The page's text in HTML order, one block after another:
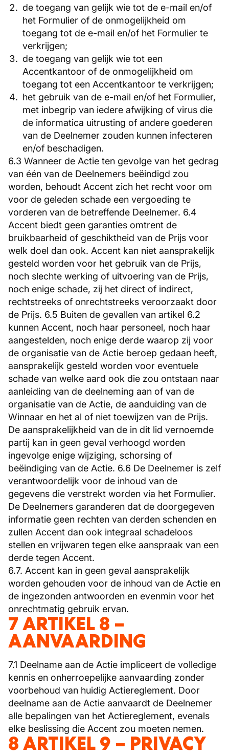
de toegang van gelijk wie tot de e-mail en/of
het Formulier of de onmogelijkheid om
toegang tot de e-mail en/of het Formulier te
verkrijgen;
de toegang van gelijk wie tot een
Accentkantoor of de onmogelijkheid om
toegang tot een Accentkantoor te verkrijgen;
het gebruik van de e-mail en/of het Formulier,
met inbegrip van iedere afwijking of virus die
de informatica uitrusting of andere goederen
van de Deelnemer zouden kunnen infecteren
en/of beschadigen.
6.3 Wanneer de Actie ten gevolge van het gedrag
van één van de Deelnemers beëindigd zou
worden, behoudt Accent zich het recht voor om
voor de geleden schade een vergoeding te
vorderen van de betreffende Deelnemer. 6.4
Accent biedt geen garanties omtrent de
bruikbaarheid of geschiktheid van de Prijs voor
welk doel dan ook. Accent kan niet aansprakelijk
gesteld worden voor het gebruik van de Prijs,
noch slechte werking of uitvoering van de Prijs,
noch enige schade, zij het direct of indirect,
rechtstreeks of onrechtstreeks veroorzaakt door
de Prijs. 6.5 Buiten de gevallen van artikel 6.2
kunnen Accent, noch haar personeel, noch haar
aangestelden, noch enige derde waarop zij voor
de organisatie van de Actie beroep gedaan heeft,
aansprakelijk gesteld worden voor eventuele
schade van welke aard ook die zou ontstaan naar
aanleiding van de deelneming aan of van de
organisatie van de Actie, de aanduiding van de
Winnaar en het al of niet toewijzen van de Prijs.
De aansprakelijkheid van de in dit lid vernoemde
partij kan in geen geval verhoogd worden
ingevolge enige wijziging, schorsing of
beëindiging van de Actie. 6.6 De Deelnemer is zelf
verantwoordelijk voor de inhoud van de
gegevens die verstrekt worden via het Formulier.
De Deelnemers garanderen dat de doorgegeven
informatie geen rechten van derden schenden en
zullen Accent dan ook integraal schadeloos
stellen en vrijwaren tegen elke aanspraak van een
derde tegen Accent.
6.7. Accent kan in geen geval aansprakelijk
worden gehouden voor de inhoud van de Actie en
de ingezonden antwoorden en evenmin voor het
onrechtmatig gebruik ervan.
7 ARTIKEL 8 –
AANVAARDING
7.1 Deelname aan de Actie impliceert de volledige
kennis en onherroepelijke aanvaarding zonder
voorbehoud van huidig Actiereglement. Door
deelname aan de Actie aanvaardt de Deelnemer
alle bepalingen van het Actiereglement, evenals
elke beslissing die Accent zou moeten nemen.
8 ARTIKEL 9 – PRIVACY